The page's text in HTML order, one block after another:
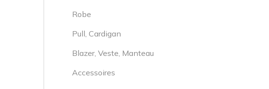
Robe
Pull, Cardigan
Blazer, Veste, Manteau
Accessoires